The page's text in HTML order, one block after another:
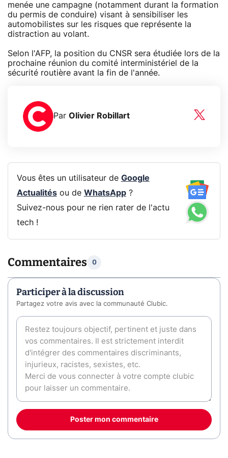
menée une campagne (notamment durant la formation
du permis de conduire) visant à sensibiliser les
automobilistes sur les risques que représente la
distraction au volant.
Selon l'AFP, la position du CNSR sera étudiée lors de la
prochaine réunion du comité interministériel de la
sécurité routière avant la fin de l'année.
Par Olivier Robillart
Vous êtes un utilisateur de Google
Actualitésou de WhatsApp?
Suivez-nous pour ne rien rater de l'actu
tech !
Commentaires 0
Participer à la discussion
Partagez votre avis avec la communauté Clubic.
Poster mon commentaire